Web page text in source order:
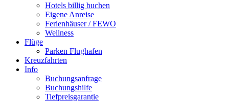
Hotels billig buchen
Eigene Anreise
Ferienhäuser / FEWO
Wellness
Flüge
Parken Flughafen
Kreuzfahrten
Info
Buchungsanfrage
Buchungshilfe
Tiefpreisgarantie